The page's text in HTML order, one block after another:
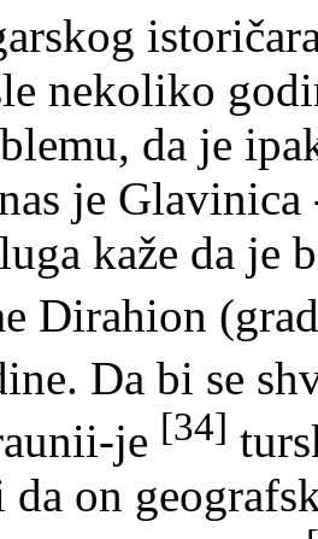
nekoliko
da je
je
kaže da je
Dirahion
Da bi se
je [34]
da on